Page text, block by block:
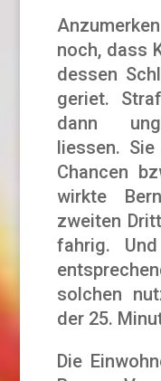
noch, dass
dessen
geriet.
dann
liessen.
Chancen
wirkte
zweiten
fahrig.
solchen
der 25.
Die